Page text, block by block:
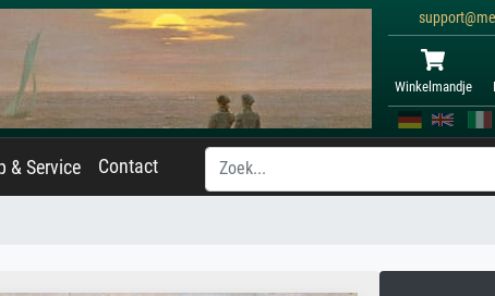
Winkelmandje
& Service Contact